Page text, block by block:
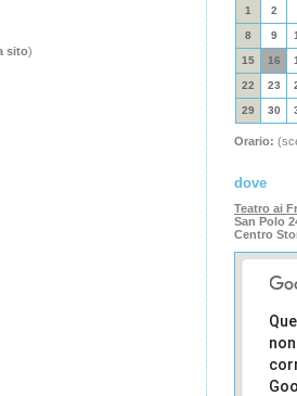
sito)
1 2
8 9
15 16
22 23
29 30
Orario:
dove
Teatro ai
San Polo
Centro